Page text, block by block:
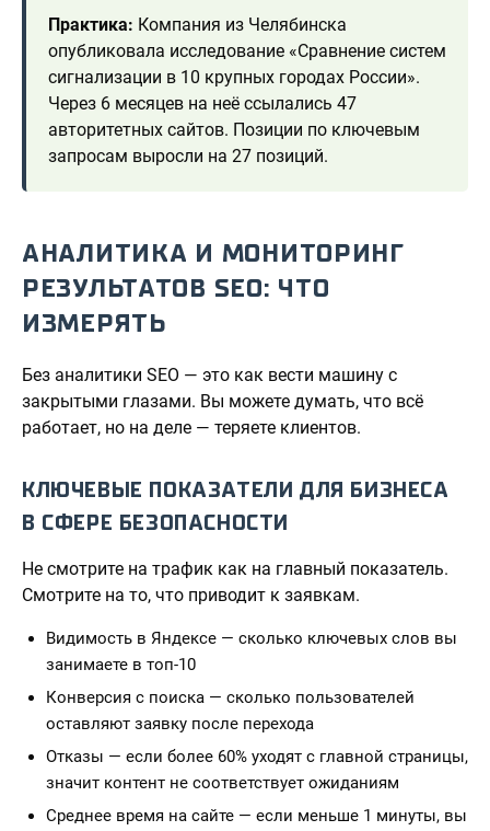
Практика: Компания из Челябинска
опубликовала исследование «Сравнение систем
сигнализации в 10 крупных городах России».
Через 6 месяцев на неё ссылались 47
авторитетных сайтов. Позиции по ключевым
запросам выросли на 27 позиций.
АНАЛИТИКА И МОНИТОРИНГ
РЕЗУЛЬТАТОВ SEO: ЧТО
ИЗМЕРЯТЬ
Без аналитики SEO — это как вести машину с
закрытыми глазами. Вы можете думать, что всё
работает, но на деле — теряете клиентов.
КЛЮЧЕВЫЕ ПОКАЗАТЕЛИ ДЛЯ БИЗНЕСА
В СФЕРЕ БЕЗОПАСНОСТИ
Не смотрите на трафик как на главный показатель.
Смотрите на то, что приводит к заявкам.
Видимость в Яндексе — сколько ключевых слов вы
занимаете в топ-10
Конверсия с поиска — сколько пользователей
оставляют заявку после перехода
Отказы — если более 60% уходят с главной страницы,
значит контент не соответствует ожиданиям
Среднее время на сайте — если меньше 1 минуты, вы